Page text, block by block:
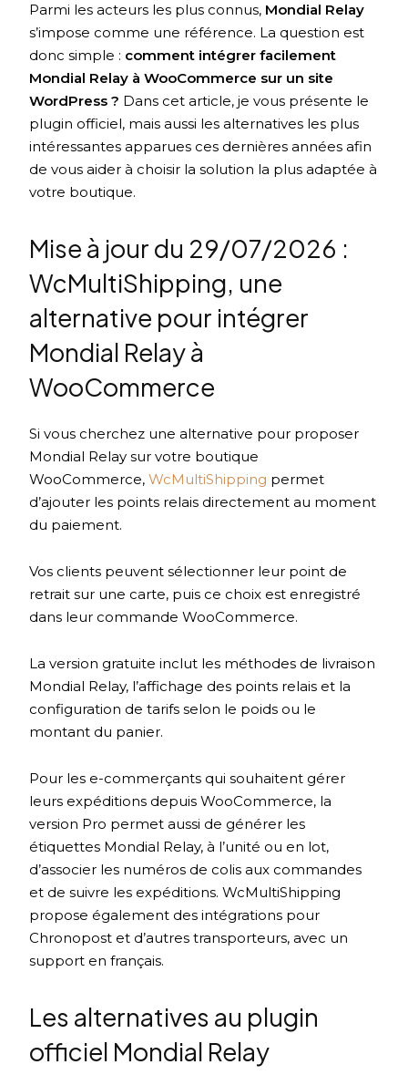
Parmi les acteurs les plus connus, Mondial Relay
s’impose comme une référence. La question est
donc simple : comment intégrer facilement
Mondial Relay à WooCommerce sur un site
WordPress ? Dans cet article, je vous présente le
plugin officiel, mais aussi les alternatives les plus
intéressantes apparues ces dernières années afin
de vous aider à choisir la solution la plus adaptée à
votre boutique.
Mise à jour du 29/07/2026 :
WcMultiShipping, une
alternative pour intégrer
Mondial Relay à
WooCommerce
Si vous cherchez une alternative pour proposer
Mondial Relay sur votre boutique
WooCommerce,WcMultiShipping permet
d’ajouter les points relais directement au moment
du paiement.
Vos clients peuvent sélectionner leur point de
retrait sur une carte, puis ce choix est enregistré
dans leur commande WooCommerce.
La version gratuite inclut les méthodes de livraison
Mondial Relay, l’affichage des points relais et la
configuration de tarifs selon le poids ou le
montant du panier.
Pour les e-commerçants qui souhaitent gérer
leurs expéditions depuis WooCommerce, la
version Pro permet aussi de générer les
étiquettes Mondial Relay, à l’unité ou en lot,
d’associer les numéros de colis aux commandes
et de suivre les expéditions. WcMultiShipping
propose également des intégrations pour
Chronopost et d’autres transporteurs, avec un
support en français.
Les alternatives au plugin
officiel Mondial Relay